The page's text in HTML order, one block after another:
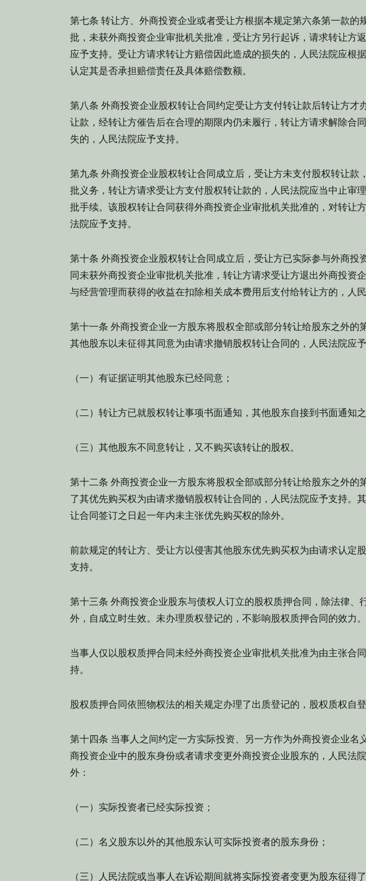
第七条 转让方、外商投资企业或者受让方根据本规定第六条第一款的
批，未获外商投资企业审批机关批准，受让方另行起诉，请求转让方
应予支持。受让方请求转让方赔偿因此造成的损失的，人民法院应根
认定其是否承担赔偿责任及具体赔偿数额。
第八条 外商投资企业股权转让合同约定受让方支付转让款后转让方才
让款，经转让方催告后在合理的期限内仍未履行，转让方请求解除合
失的，人民法院应予支持。
第九条 外商投资企业股权转让合同成立后，受让方未支付股权转让款
批义务，转让方请求受让方支付股权转让款的，人民法院应当中止审
批手续。该股权转让合同获得外商投资企业审批机关批准的，对转让
法院应予支持。
第十条 外商投资企业股权转让合同成立后，受让方已实际参与外商投
同未获外商投资企业审批机关批准，转让方请求受让方退出外商投资
与经营管理而获得的收益在扣除相关成本费用后支付给转让方的，人民
第十一条 外商投资企业一方股东将股权全部或部分转让给股东之外的
其他股东以未征得其同意为由请求撤销股权转让合同的，人民法院应
（一）有证据证明其他股东已经同意；
（二）转让方已就股权转让事项书面通知，其他股东自接到书面通知
（三）其他股东不同意转让，又不购买该转让的股权。
第十二条 外商投资企业一方股东将股权全部或部分转让给股东之外的
了其优先购买权为由请求撤销股权转让合同的，人民法院应予支持。
让合同签订之日起一年内未主张优先购买权的除外。
前款规定的转让方、受让方以侵害其他股东优先购买权为由请求认定
支持。
第十三条 外商投资企业股东与债权人订立的股权质押合同，除法律、
外，自成立时生效。未办理质权登记的，不影响股权质押合同的效力。
当事人仅以股权质押合同未经外商投资企业审批机关批准为由主张合
持。
股权质押合同依照物权法的相关规定办理了出质登记的，股权质权自登
第十四条 当事人之间约定一方实际投资、另一方作为外商投资企业名
商投资企业中的股东身份或者请求变更外商投资企业股东的，人民法
外：
（一）实际投资者已经实际投资；
（二）名义股东以外的其他股东认可实际投资者的股东身份；
（三）人民法院或当事人在诉讼期间就将实际投资者变更为股东征得